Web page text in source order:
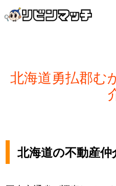
北海道勇払郡む
北海道の不動産